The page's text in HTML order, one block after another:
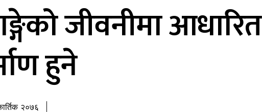
जीवनीमा आधारित
हुने
२०७६